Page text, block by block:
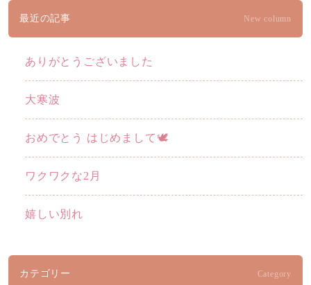
最近の記事 New column
ありがとうございました
大寒波
おめでとう はじめまして🕊️
ワクワクな2月
嬉しい別れ
カテゴリー Category